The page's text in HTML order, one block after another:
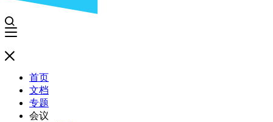
首页
文档
专题
会议